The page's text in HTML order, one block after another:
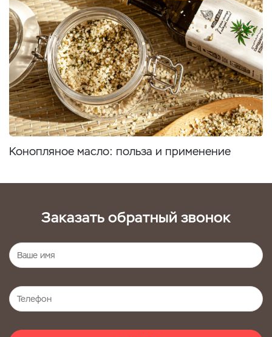
Конопляное масло: польза и применение
Заказать обратный звонок